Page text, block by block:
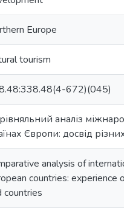
Europe
tourism
672)(045)
аналіз
Європи: досвід різних
analysis of
countries: experience
countries